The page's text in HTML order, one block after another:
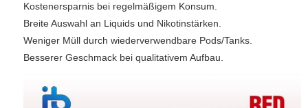
Kostenersparnis bei regelmäßigem Konsum.
Breite Auswahl an Liquids und Nikotinstärken.
Weniger Müll durch wiederverwendbare Pods/Tanks.
Besserer Geschmack bei qualitativem Aufbau.